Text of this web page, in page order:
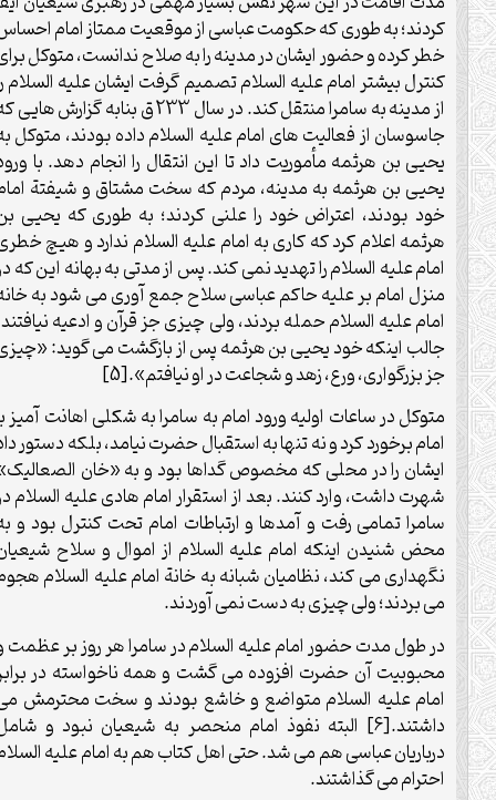
کردند؛ به طوری که حکومت عباسی از موقعیت ممتاز امام احساس
خطر کرده و حضور ایشان در مدینه را به صلاح ندانست، متوکل برای
کنترل بیشتر امام علیه السلام تصمیم گرفت ایشان علیه السلام را
از مدینه به سامرا منتقل کند. در سال 233 ق بنابه گزارش هایی که
جاسوسان از فعالیت های امام علیه السلام داده بودند، متوکل به
یحیی بن هرثمه مأموریت داد تا این انتقال را انجام دهد. با ورود
یحیی بن هرثمه به مدینه، مردم که سخت مشتاق و شیفتة امام
خود بودند، اعتراض خود را علنی کردند؛ به طوری که یحیی بن
هرثمه اعلام کرد که کاری به امام علیه السلام ندارد و هیچ خطری
امام علیه السلام را تهدید نمی کند. پس از مدتی به بهانه این که در
منزل امام بر علیه حاکم عباسی سلاح جمع آوری می شود به خانه
امام علیه السلام حمله بردند، ولی چیزی جز قرآن و ادعیه نیافتند.
جالب اینکه خود یحیی بن هرثمه پس از بازگشت می گوید: «چیزی
جز بزرگواری، ورع، زهد و شجاعت در او نیافتم».[5]
متوکل در ساعات اولیه ورود امام به سامرا به شکلی اهانت آمیز با
امام برخورد کرد و نه تنها به استقبال حضرت نیامد، بلکه دستور داد
ایشان را در محلی که مخصوص گداها بود و به «خان الصعالیک»
شهرت داشت، وارد کنند. بعد از استقرار امام هادی علیه السلام در
سامرا تمامی رفت و آمدها و ارتباطات امام تحت کنترل بود و به
محض شنیدن اینکه امام علیه السلام از اموال و سلاح شیعیان
نگهداری می کند، نظامیان شبانه به خانة امام علیه السلام هجوم
می بردند؛ ولی چیزی به دست نمی آوردند.
در طول مدت حضور امام علیه السلام در سامرا هر روز بر عظمت و
محبوبیت آن حضرت افزوده می گشت و همه ناخواسته در برابر
امام علیه السلام متواضع و خاشع بودند و سخت محترمش می
داشتند.[6] البته نفوذ امام منحصر به شیعیان نبود و شامل
درباریان عباسی هم می شد. حتی اهل کتاب هم به امام علیه السلام
احترام می گذاشتند.